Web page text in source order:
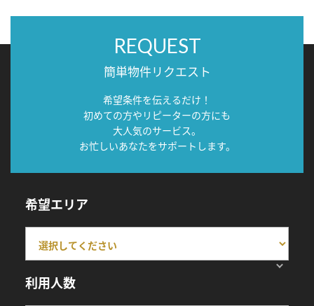
REQUEST
簡単物件リクエスト
希望条件を伝えるだけ！
初めての方やリピーターの方にも
大人気のサービス。
お忙しいあなたをサポートします。
希望エリア
利用人数